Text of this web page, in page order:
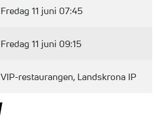
Fredag 11 juni 07:45
Fredag 11 juni 09:15
VIP-restaurangen, Landskrona IP